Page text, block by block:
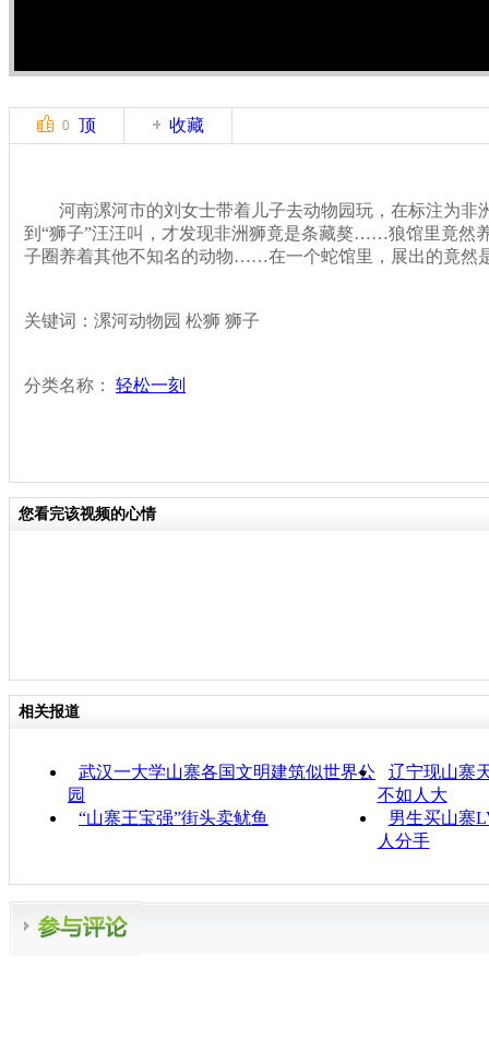
0 顶 收藏
河南漯河市的刘女士带着儿子去动物园玩，在标注为非
到“狮子”汪汪叫，才发现非洲狮竟是条藏獒……狼馆里竟然
子圈养着其他不知名的动物……在一个蛇馆里，展出的竟然
关键词：漯河动物园 松狮 狮子
分类名称： 轻松一刻
您看完该视频的心情
相关报道
武汉一大学山寨各国文明建筑似世界公
园
辽宁现山寨
不如人大
“山寨王宝强”街头卖鱿鱼
男生买山寨
人分手